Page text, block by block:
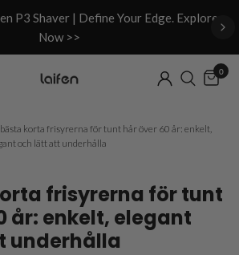
P3 Shaver | Define Your Edge. Explore
Now >>
0
korta frisyrerna för tunt hår över 60 år: enkelt,
och lätt att underhålla
frisyrerna för tunt
år: enkelt, elegant
underhålla